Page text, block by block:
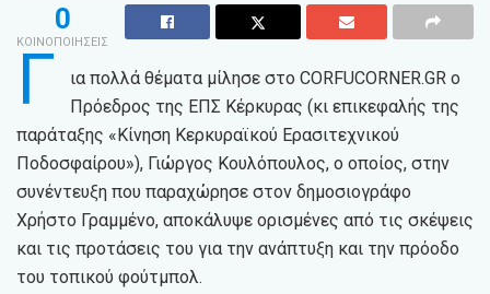
0
ΚΟΙΝΟΠΟΙΗΣΕΙΣ
Γ
ια πολλά θέματα μίλησε στο CORFUCORNER.GR ο
Πρόεδρος της ΕΠΣ Κέρκυρας (κι επικεφαλής της
παράταξης «Κίνηση Κερκυραϊκού Ερασιτεχνικού
Ποδοσφαίρου»), Γιώργος Κουλόπουλος, ο οποίος, στην
συνέντευξη που παραχώρησε στον δημοσιογράφο
Χρήστο Γραμμένο, αποκάλυψε ορισμένες από τις σκέψεις
και τις προτάσεις του για την ανάπτυξη και την πρόοδο
του τοπικού φούτμπολ.